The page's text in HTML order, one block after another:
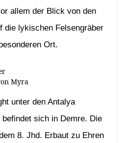
allem der Blick von den
die lykischen Felsengräber
Ort.
Myra
unter den Antalya
sich in Demre. Die
8. Jhd. Erbaut zu Ehren